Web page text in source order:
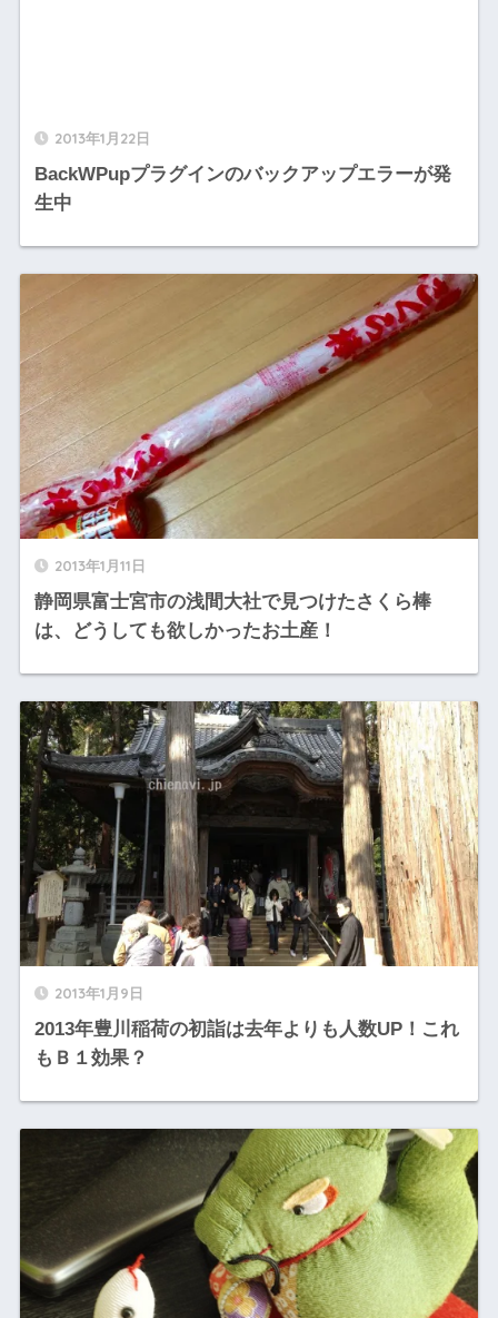
2013年1月22日
BackWPupプラグインのバックアップエラーが発
生中
2013年1月11日
静岡県富士宮市の浅間大社で見つけたさくら棒
は、どうしても欲しかったお土産！
2013年1月9日
2013年豊川稲荷の初詣は去年よりも人数UP！これ
もＢ１効果？